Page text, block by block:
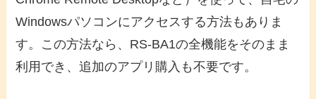
Windowsパソコンにアクセスする方法もありま
す。この方法なら、RS-BA1の全機能をそのまま
利用でき、追加のアプリ購入も不要です。